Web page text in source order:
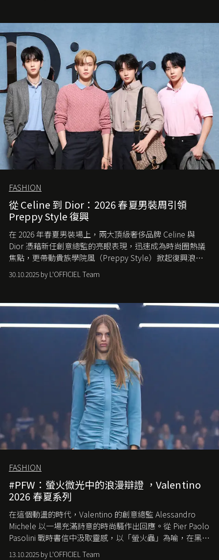
FASHION
從 Celine 到 Dior：2026 春夏男裝周引領
Preppy Style 復興
在 2026 年春夏男裝場上，兩大頂級奢侈品牌 Celine 與
Dior 憑藉新任創意總監的亮眼表現，迅速成為時尚圈熱議
焦點，更帶動貴族學院風（Preppy Style）掀起復興浪
潮，讓這股經典風格再度回到大眾視線。
30.10.2025 by L'OFFICIEL Team
FASHION
#PFW：螢火微光中的浪漫辯證 ，Valentino
2026 春夏系列
在這個動盪的時代， Valentino 的創意總監 Alessandro
Michele 以一場充滿詩意的時尚騷作出回應。從 Pier Paolo
Pasolini 戰時書信中汲取靈感，以「螢火蟲」為喻，在黑暗
中找尋希望的微光。
13.10.2025 by L'OFFICIEL Team